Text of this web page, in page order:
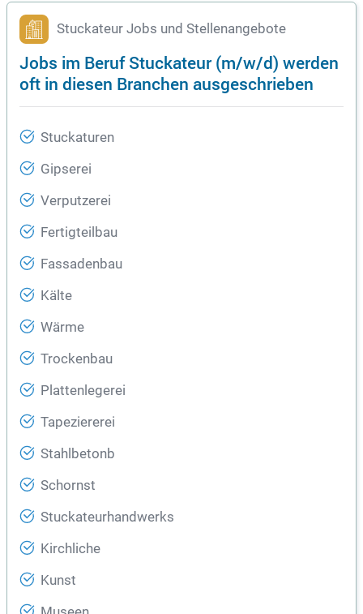
Stuckateur Jobs und Stellenangebote
Jobs im Beruf Stuckateur (m/w/d) werden
oft in diesen Branchen ausgeschrieben
Stuckaturen
Gipserei
Verputzerei
Fertigteilbau
Fassadenbau
Kälte
Wärme
Trockenbau
Plattenlegerei
Tapeziererei
Stahlbetonb
Schornst
Stuckateurhandwerks
Kirchliche
Kunst